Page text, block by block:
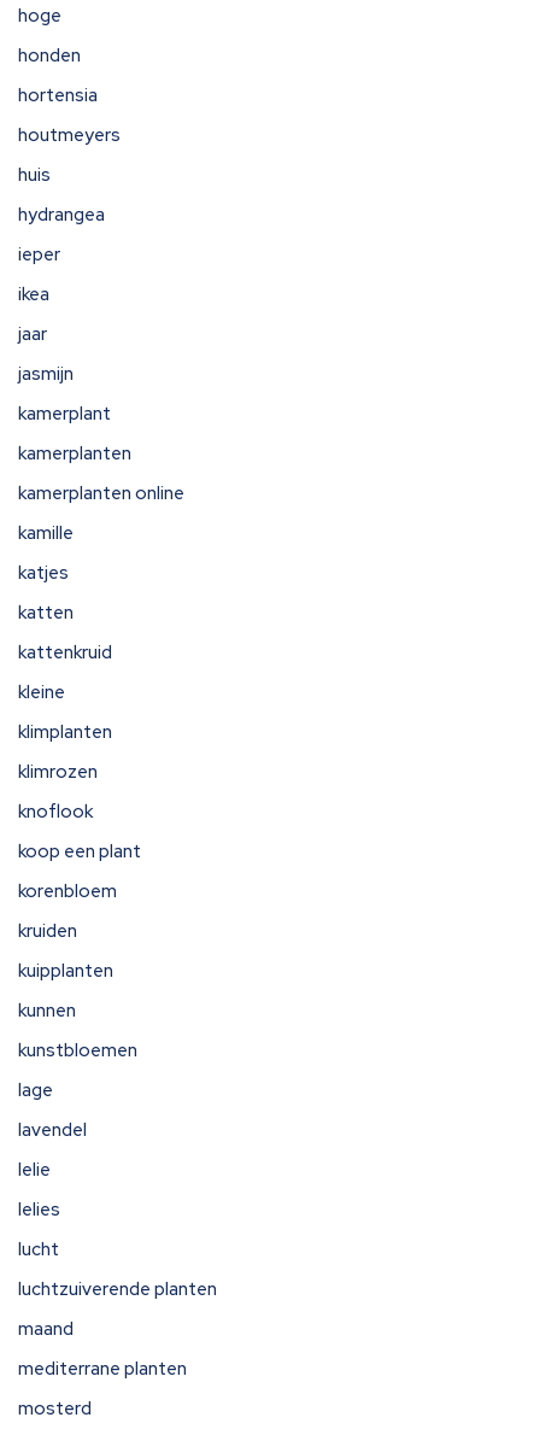
hoge
honden
hortensia
houtmeyers
huis
hydrangea
ieper
ikea
jaar
jasmijn
kamerplant
kamerplanten
kamerplanten online
kamille
katjes
katten
kattenkruid
kleine
klimplanten
klimrozen
knoflook
koop een plant
korenbloem
kruiden
kuipplanten
kunnen
kunstbloemen
lage
lavendel
lelie
lelies
lucht
luchtzuiverende planten
maand
mediterrane planten
mosterd